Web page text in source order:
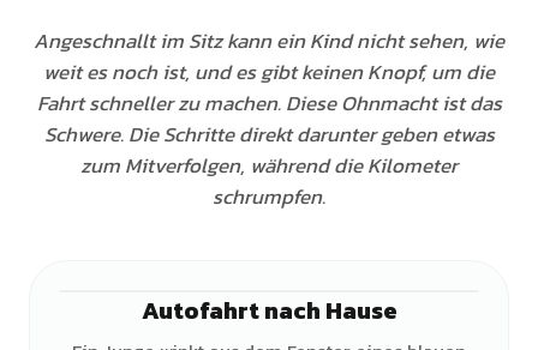
Angeschnallt im Sitz kann ein Kind nicht sehen, wie
weit es noch ist, und es gibt keinen Knopf, um die
Fahrt schneller zu machen. Diese Ohnmacht ist das
Schwere. Die Schritte direkt darunter geben etwas
zum Mitverfolgen, während die Kilometer
schrumpfen.
Autofahrt nach Hause